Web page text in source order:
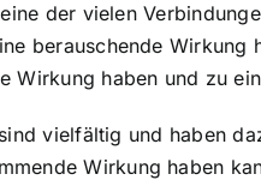
der vielen
berauschende
Wirkung haben und zu
vielfältig und haben
Wirkung haben